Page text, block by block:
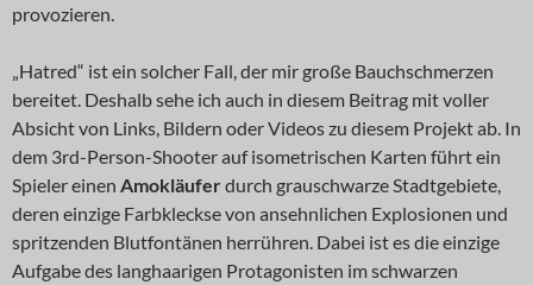
provozieren.
„Hatred“ ist ein solcher Fall, der mir große Bauchschmerzen
bereitet. Deshalb sehe ich auch in diesem Beitrag mit voller
Absicht von Links, Bildern oder Videos zu diesem Projekt ab. In
dem 3rd-Person-Shooter auf isometrischen Karten führt ein
Spieler einen Amokläuferdurch grauschwarze Stadtgebiete,
deren einzige Farbkleckse von ansehnlichen Explosionen und
spritzenden Blutfontänen herrühren. Dabei ist es die einzige
Aufgabe des langhaarigen Protagonisten im schwarzen